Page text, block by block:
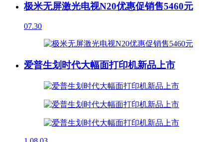
极米无屏激光电视N20优惠促销售5460元
07.30
爱普生划时代大幅面打印机新品上市